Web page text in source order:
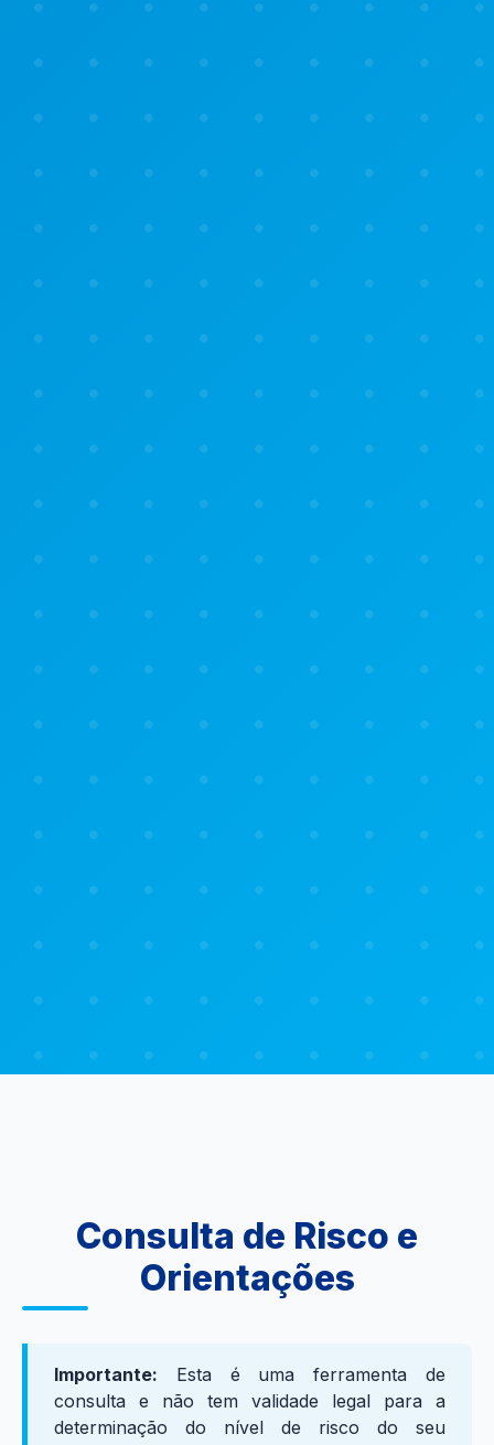
Consulta de Risco e
Orientações
Importante: Esta é uma ferramenta de
consulta e não tem validade legal para a
determinação do nível de risco do seu